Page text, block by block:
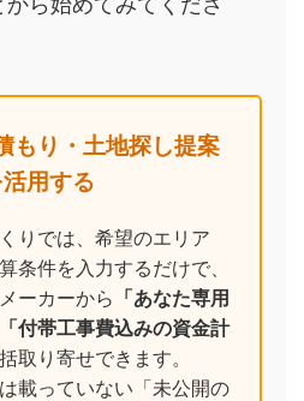
もり・土地探し提案
活用する
りでは、希望のエリア
条件を入力するだけで、
ーカーから 「あなた専用
付帯工事費込みの資金計
取り寄せできます。
載っていない「未公開の